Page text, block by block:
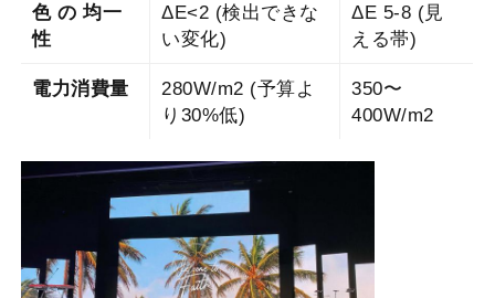
色 の 均一
性
ΔE<2 (検出できな
い変化)
ΔE 5-8 (見
える帯)
電力消費量
280W/m2 (予算よ
り30%低)
350〜
400W/m2